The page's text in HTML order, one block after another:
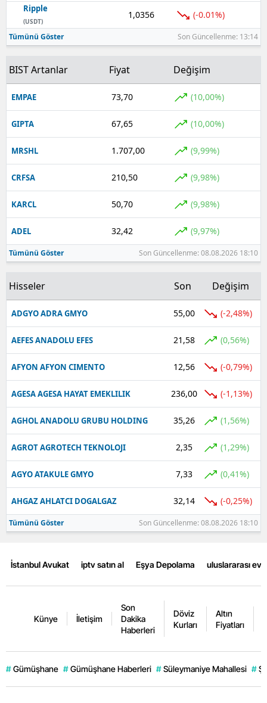
Karaman
Kırıkkale
Batman
Iğdır
Yalova
Karabük
Kilis
Osmaniye
Ripple
(USDT)
1,0356 (-0.01%)
Tümünü Göster Son Güncellenme: 13:14
BIST Artanlar Fiyat Değişim
EMPAE 73,70 (10,00%)
GIPTA 67,65 (10,00%)
MRSHL 1.707,00 (9,99%)
CRFSA 210,50 (9,98%)
KARCL 50,70 (9,98%)
ADEL 32,42 (9,97%)
Tümünü Göster Son Güncellenme: 08.08.2026 18:10
Hisseler Son Değişim
ADGYO ADRA GMYO 55,00 (-2,48%)
AEFES ANADOLU EFES 21,58 (0,56%)
AFYON AFYON CIMENTO 12,56 (-0,79%)
AGESA AGESA HAYAT EMEKLILIK 236,00 (-1,13%)
AGHOL ANADOLU GRUBU HOLDING 35,26 (1,56%)
AGROT AGROTECH TEKNOLOJI 2,35 (1,29%)
AGYO ATAKULE GMYO 7,33 (0,41%)
AHGAZ AHLATCI DOGALGAZ 32,14 (-0,25%)
Tümünü Göster Son Güncellenme: 08.08.2026 18:10
İstanbul Avukat iptv satın al Eşya Depolama uluslararası
Künye İletişim
Son
Dakika
Haberleri
Döviz
Kurları
Altın
Fiyatları
# Gümüşhane # Gümüşhane Haberleri # Süleymaniye Mahallesi #